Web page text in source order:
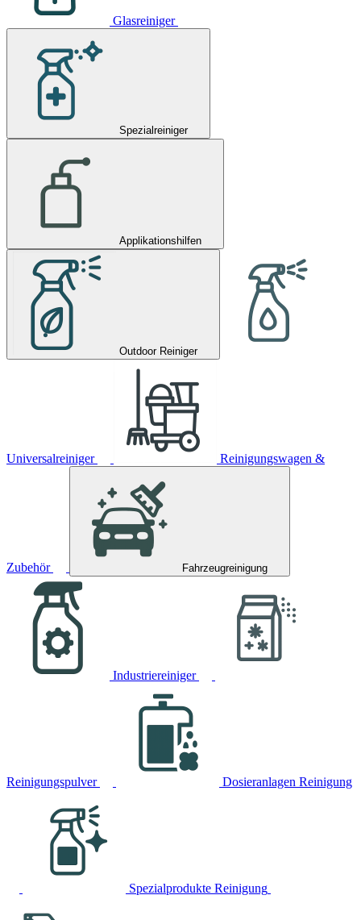
Glasreiniger
Spezialreiniger
Applikationshilfen
Outdoor Reiniger
Universalreiniger Reinigungswagen &
Zubehör Fahrzeugreinigung
Industriereiniger
Reinigungspulver Dosieranlagen Reinigung
Spezialprodukte Reinigung